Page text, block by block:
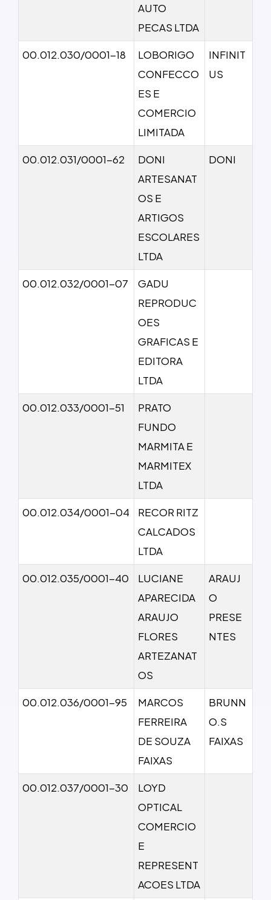
AUTO
PECAS LTDA
00.012.030/0001-18
LOBORIGO
CONFECCO
ES E
COMERCIO
LIMITADA
INFINIT
US
00.012.031/0001-62
DONI
ARTESANAT
OS E
ARTIGOS
ESCOLARES
LTDA
DONI
00.012.032/0001-07
GADU
REPRODUC
OES
GRAFICAS E
EDITORA
LTDA
00.012.033/0001-51
PRATO
FUNDO
MARMITA E
MARMITEX
LTDA
00.012.034/0001-04
RECOR RITZ
CALCADOS
LTDA
00.012.035/0001-40
LUCIANE
APARECIDA
ARAUJO
FLORES
ARTEZANAT
OS
ARAUJ
O
PRESE
NTES
00.012.036/0001-95
MARCOS
FERREIRA
DE SOUZA
FAIXAS
BRUNN
O.S
FAIXAS
00.012.037/0001-30
LOYD
OPTICAL
COMERCIO
E
REPRESENT
ACOES LTDA